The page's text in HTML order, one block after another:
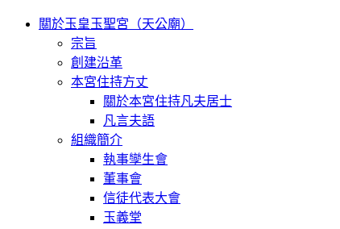
關於玉皇玉聖宮（天公廟）
宗旨
創建沿革
本宮住持方丈
關於本宮住持凡夫居士
凡言夫語
組織簡介
執事孿生會
董事會
信徒代表大會
玉義堂